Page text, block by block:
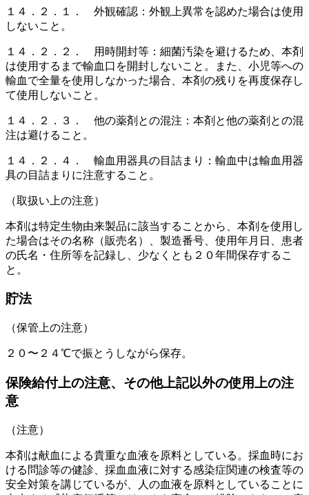
１４．２．１． 外観確認：外観上異常を認めた場合は使用
しないこと。
１４．２．２． 用時開封等：細菌汚染を避けるため、本剤
は使用するまで輸血口を開封しないこと。また、小児等への
輸血で全量を使用しなかった場合、本剤の残りを再度保存し
て使用しないこと。
１４．２．３． 他の薬剤との混注：本剤と他の薬剤との混
注は避けること。
１４．２．４． 輸血用器具の目詰まり：輸血中は輸血用器
具の目詰まりに注意すること。
（取扱い上の注意）
本剤は特定生物由来製品に該当することから、本剤を使用し
た場合はその名称（販売名）、製造番号、使用年月日、患者
の氏名・住所等を記録し、少なくとも２０年間保存するこ
と。
貯法
（保管上の注意）
２０〜２４℃で振とうしながら保存。
保険給付上の注意、その他上記以外の使用上の注
意
（注意）
本剤は献血による貴重な血液を原料としている。採血時にお
ける問診等の健診、採血血液に対する感染症関連の検査等の
安全対策を講じているが、人の血液を原料としていることに